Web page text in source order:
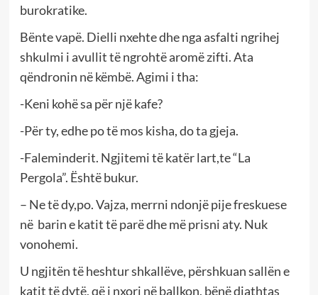
burokratike.
Bënte vapë. Dielli nxehte dhe nga asfalti ngrihej
shkulmi i avullit të ngrohtë aromë zifti. Ata
qëndronin në këmbë. Agimi i tha:
-Keni kohë sa për një kafe?
-Për ty, edhe po të mos kisha, do ta gjeja.
-Faleminderit. Ngjitemi të katër lart,te “La
Pergola”. Është bukur.
– Ne të dy,po. Vajza, merrni ndonjë pije freskuese
në barin e katit të parë dhe më prisni aty. Nuk
vonohemi.
U ngjitën të heshtur shkallëve, përshkuan sallën e
katit të dytë, që i nxori në ballkon, bënë djathtas